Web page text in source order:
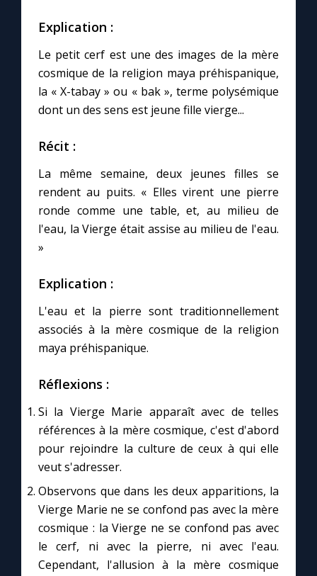
Une neuvaine
À la une
1000 Raisons de Croire
Chapelet pour le monde
Contact
Faire un don
Explication :
Le petit cerf est une des images de la mère
cosmique de la religion maya préhispanique,
la « X-tabay » ou « bak », terme polysémique
dont un des sens est jeune fille vierge...
Récit :
La même semaine, deux jeunes filles se
rendent au puits. « Elles virent une pierre
ronde comme une table, et, au milieu de
l'eau, la Vierge était assise au milieu de l'eau.
»
Explication :
L'eau et la pierre sont traditionnellement
associés à la mère cosmique de la religion
maya préhispanique.
Réflexions :
Si la Vierge Marie apparaît avec de telles
références à la mère cosmique, c'est d'abord
pour rejoindre la culture de ceux à qui elle
veut s'adresser.
Observons que dans les deux apparitions, la
Vierge Marie ne se confond pas avec la mère
cosmique : la Vierge ne se confond pas avec
le cerf, ni avec la pierre, ni avec l'eau.
Cependant, l'allusion à la mère cosmique